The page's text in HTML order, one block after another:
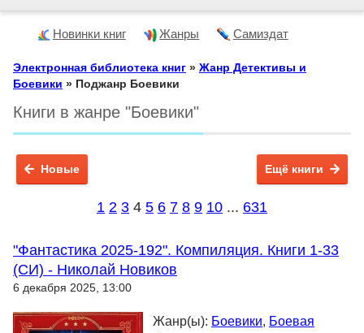
Новинки книг Жанры Самиздат
Электронная библиотека книг » Жанр Детективы и
Боевики » Поджанр Боевики
Книги в жанре "Боевики"
Новые Ещё книги
1 2 3 4 5 6 7 8 9 10 ... 631
"Фантастика 2025-192". Компиляция. Книги 1-33
(СИ) - Николай Новиков
6 декабря 2025, 13:00
Жанр(ы): Боевики, Боевая